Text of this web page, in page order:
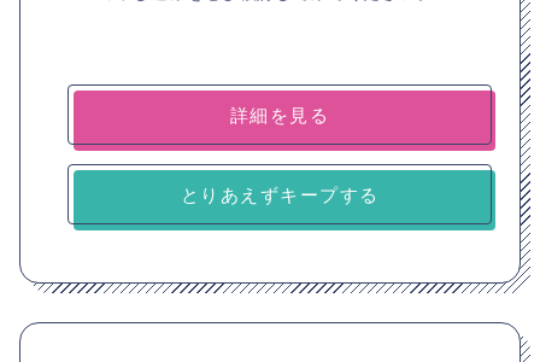
詳細を見る
とりあえずキープする